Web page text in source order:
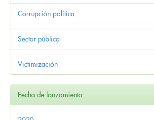
Corrupción política
Sector público
Victimización
Fecha de lanzamiento